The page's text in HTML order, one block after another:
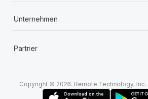
Unternehmen
Partner
Copyright © 2026. Remote Technology, Inc.